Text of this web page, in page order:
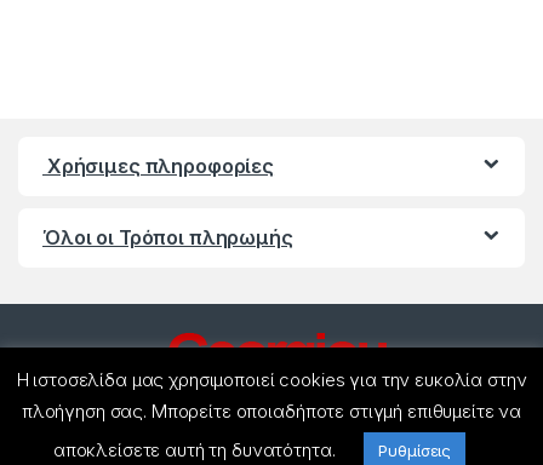
Χρήσιμες πληροφορίες
Όλοι οι Τρόποι πληρωμής
Η ιστοσελίδα μας χρησιμοποιεί cookies για την ευκολία στην
πλοήγηση σας. Μπορείτε οποιαδήποτε στιγμή επιθυμείτε να
αποκλείσετε αυτή τη δυνατότητα.
Ρυθμίσεις